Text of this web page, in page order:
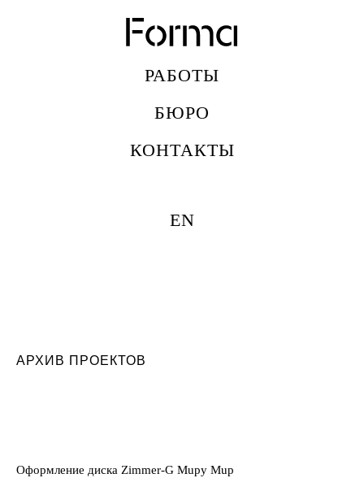
РАБОТЫ
БЮРО
КОНТАКТЫ
EN
АРХИВ ПРОЕКТОВ
Оформление диска Zimmer-G Mupy Mup